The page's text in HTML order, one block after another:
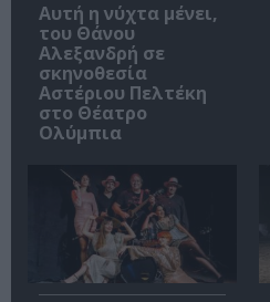
Αυτή η νύχτα μένει,
του Θάνου
Αλεξανδρή σε
σκηνοθεσία
Αστέριου Πελτέκη
στο Θέατρο
Ολύμπια